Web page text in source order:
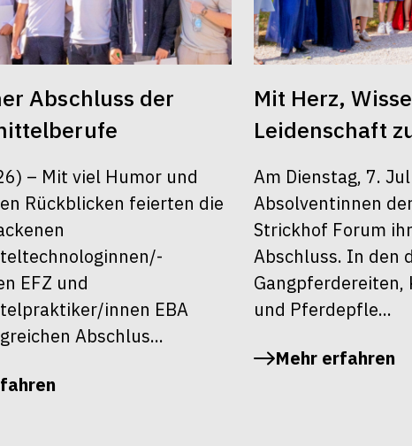
Abschluss der
– Mit viel Humor und
Rückblicken feierten die
EFZ und
innen EBA
Abschlus...
Mit Herz,
Leidenschaft
Am Dienstag, 7.
Absolventinnen
Strickhof Forum
Abschluss. In den
Gangpferdereiten,
und Pferdepfle...
Mehr erfahren